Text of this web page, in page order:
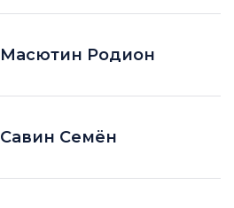
Масютин Родион
Савин Семён